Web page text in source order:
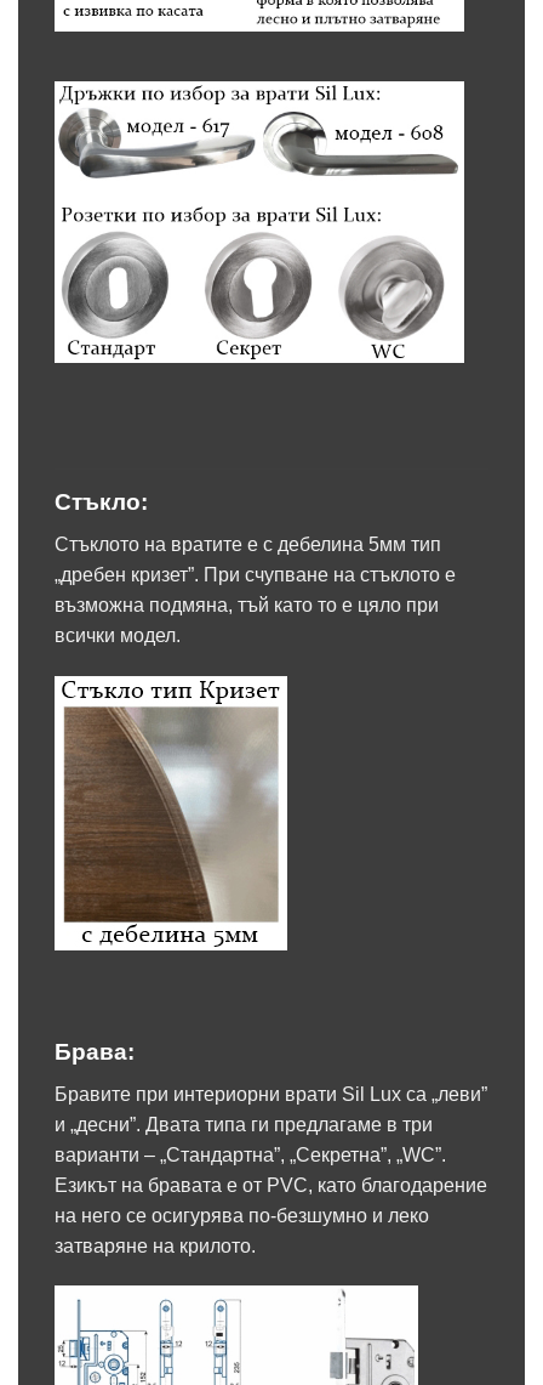
Стъкло:
Стъклото на вратите е с дебелина 5мм тип
„дребен кризет”. При счупване на стъклото е
възможна подмяна, тъй като то е цяло при
всички модел.
Брава:
Бравите при интериорни врати Sil Lux са „леви”
и „десни”. Двата типа ги предлагаме в три
варианти – „Стандартна”, „Секретна”, „WC”.
Езикът на бравата е от PVC, като благодарение
на него се осигурява по-безшумно и леко
затваряне на крилото.